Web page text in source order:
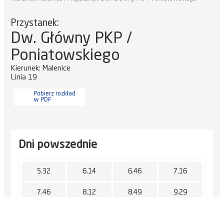
Przystanek:
Dw. Główny PKP /
Poniatowskiego
Kierunek: Malenice
Linia 19
Pobierz rozkład
w PDF
Dni powszednie
5.32 6.14 6.46 7.16
7.46 8.12 8.49 9.29